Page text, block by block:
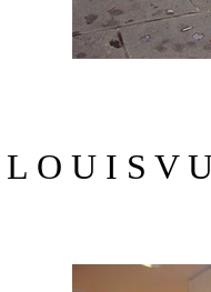
L O U I S V